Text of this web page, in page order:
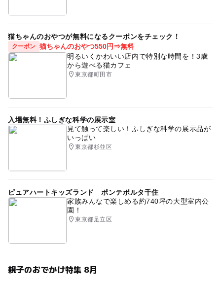
猫ちゃんのおやつが無料になるクーポンをチェック！
クーポン 猫ちゃんのおやつ550円⇒無料
明るいくかわいい店内で特別な時間を！3歳
から遊べる猫カフェ
東京都町田市
入場無料！ふしぎな科学の展示室
見て触って楽しい！ふしぎな科学の展示品が
いっぱい
東京都杉並区
ピュアハートキッズランド ポンテポルタ千住
家族みんなで楽しめる約740坪の大型室内公
園！
東京都足立区
親子のおでかけ特集 8月